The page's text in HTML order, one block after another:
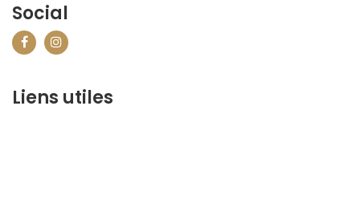
Social
Liens utiles